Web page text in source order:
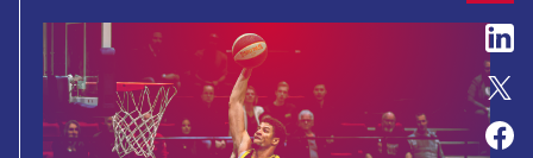
BASKETBALL CONVENANT
ENTERTAINMENT
ERELIJST
HEROES GAME